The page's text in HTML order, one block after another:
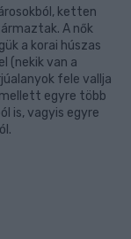
ketten
A nők
a korai húszas
(nekik van a
fele vallja
egyre több
is, vagyis egyre